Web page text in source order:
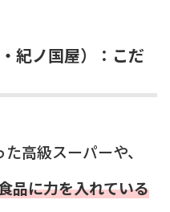
紀ノ国屋）：こだ
高級スーパーや、
品に力を入れている